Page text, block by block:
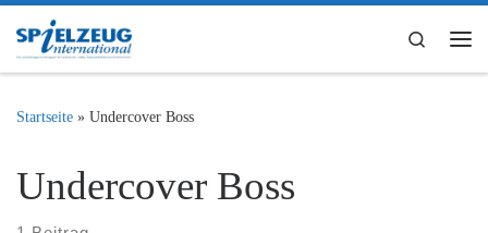
Zum Inhalt springen
Search
Startseite » Undercover Boss
Undercover Boss